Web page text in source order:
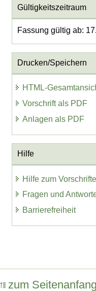
Gültigkeitszeitraum
Fassung gültig ab:
Drucken/Speichern
HTML-
Vorschrift als PDF
Anlagen als PDF
Hilfe
Hilfe zum
Fragen und
Barrierefreiheit
zum Seitenanfang